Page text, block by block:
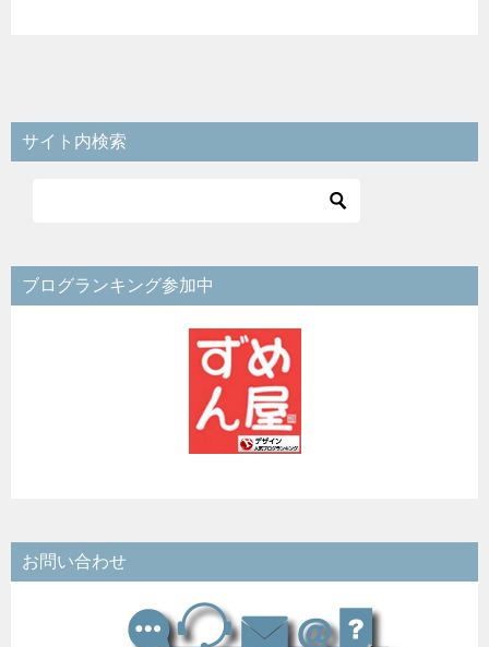
サイト内検索
ブログランキング参加中
お問い合わせ